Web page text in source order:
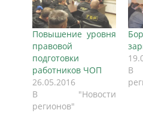
Повышение уровня
правовой
подготовки
работников ЧОП
26.05.2016
В "Новости
регионов"
В